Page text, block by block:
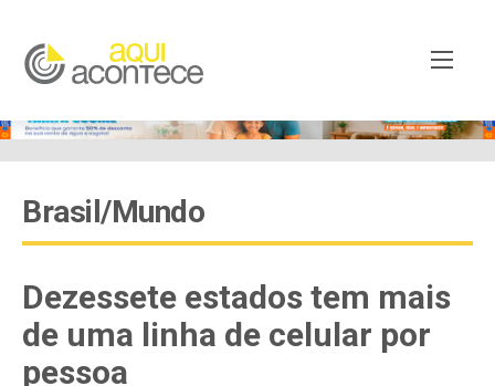
Brasil/Mundo
Dezessete estados tem mais
de uma linha de celular por
pessoa